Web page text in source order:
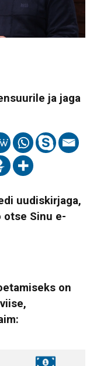
ja jaga
uudiskirjaga,
Sinu e-
on